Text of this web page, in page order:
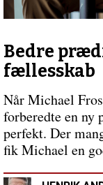
så?
indlæg:
Et
kvarters
om
ugen
Bedre
fællesskab
Når Michael
forberedte en
perfekt. Der
fik Michael en